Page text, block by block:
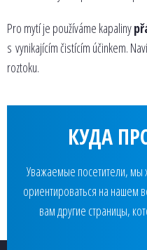
Pro mytí je používáme kapaliny
s vynikajícím čistícím účinkem.
roztoku.
КУДА
Уважаемые посетители,
ориентироваться на нашем
вам другие страницы,